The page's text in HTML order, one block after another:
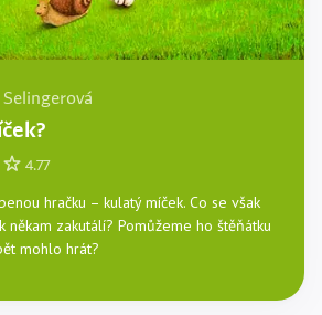
4.77
hračku – kulatý míček. Co se však
někam zakutálí? Pomůžeme ho štěňátku
mohlo hrát?